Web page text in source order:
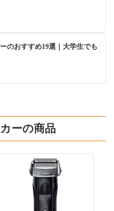
のおすすめ19選｜大学生でも
ーの商品